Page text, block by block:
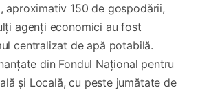
aproximativ 150 de gospodării,
agenți economici au fost
centralizat de apă potabilă.
din Fondul Național pentru
și Locală, cu peste jumătate de